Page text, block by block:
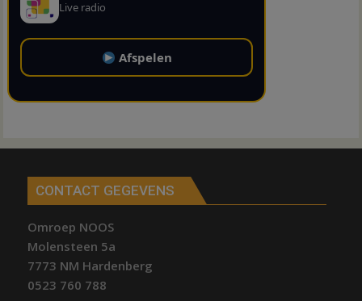
Live radio
Afspelen
CONTACT GEGEVENS
Omroep NOOS
Molensteen 5a
7773 NM Hardenberg
0523 760 788